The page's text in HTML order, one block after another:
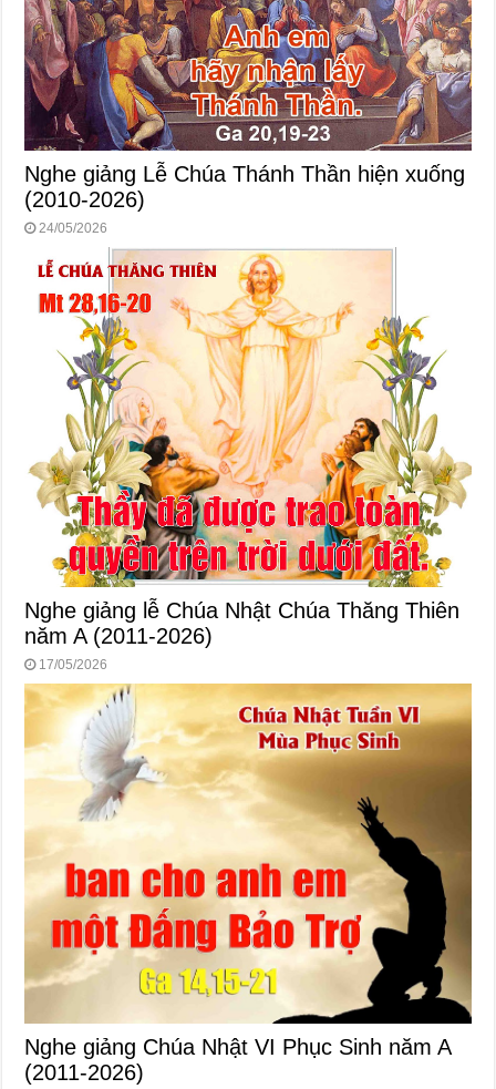
Nghe giảng Lễ Chúa Thánh Thần hiện xuống
(2010-2026)
24/05/2026
Nghe giảng lễ Chúa Nhật Chúa Thăng Thiên
năm A (2011-2026)
17/05/2026
Nghe giảng Chúa Nhật VI Phục Sinh năm A
(2011-2026)